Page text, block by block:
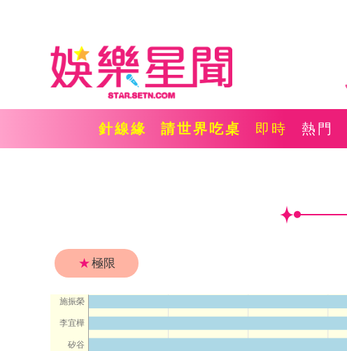
針線緣 請世界吃桌 即時 熱門
★極限
施振榮
李宜樺
矽谷